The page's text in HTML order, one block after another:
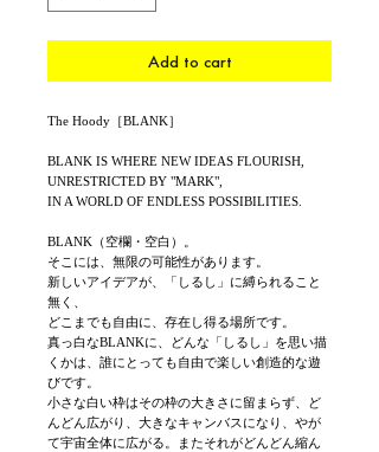
Add to cart
The Hoody［BLANK］
BLANK IS WHERE NEW IDEAS FLOURISH,
UNRESTRICTED BY "MARK",
IN A WORLD OF ENDLESS POSSIBILITIES.
BLANK（空欄・空白）。
そこには、無限の可能性があります。
新しいアイデアが、「しるし」に縛られること
無く、
どこまでも自由に、存在し得る場所です。
真っ白なBLANKに、どんな「しるし」を思い描
くかは、誰にとっても自由で楽しい創造的な遊
びです。
小さな白い枠はその枠の大きさに留まらず、ど
んどん広がり、大きなキャンバスになり、やが
て宇宙全体に広がる。またそれがどんどん縮ん